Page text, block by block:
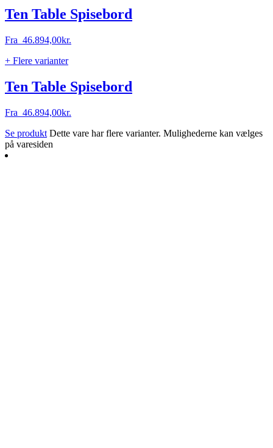
Ten Table Spisebord
Fra 46.894,00kr.
+ Flere varianter
Ten Table Spisebord
Fra 46.894,00kr.
Se produkt Dette vare har flere varianter. Mulighederne kan vælges
på varesiden